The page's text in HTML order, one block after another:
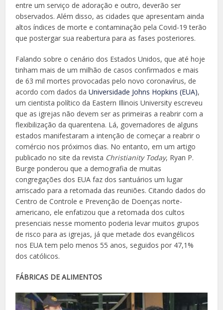
entre um serviço de adoração e outro, deverão ser
observados. Além disso, as cidades que apresentam ainda
altos índices de morte e contaminação pela Covid-19 terão
que postergar sua reabertura para as fases posteriores.
Falando sobre o cenário dos Estados Unidos, que até hoje
tinham mais de um milhão de casos confirmados e mais
de 63 mil mortes provocadas pelo novo coronavírus, de
acordo com dados daUniversidade Johns Hopkins (EUA),
um cientista político da Eastern Illinois University escreveu
que as igrejas não devem ser as primeiras a reabrir com a
flexibilização da quarentena. Lá, governadores de alguns
estados manifestaram a intenção de começar a reabrir o
comércio nos próximos dias. No entanto, em um artigo
publicado no site da revista Christianity Today, Ryan P.
Burge ponderou que a demografia de muitas
congregações dos EUA faz dos santuários um lugar
arriscado para a retomada das reuniões. Citando dados do
Centro de Controle e Prevenção de Doenças norte-
americano, ele enfatizou que a retomada dos cultos
presenciais nesse momento poderia levar muitos grupos
de risco para as igrejas, já que metade dos evangélicos
nos EUA tem pelo menos 55 anos, seguidos por 47,1%
dos católicos.
FÁBRICAS DE ALIMENTOS